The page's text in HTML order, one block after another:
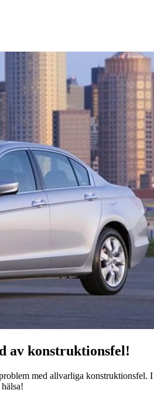
av konstruktionsfel!
med allvarliga